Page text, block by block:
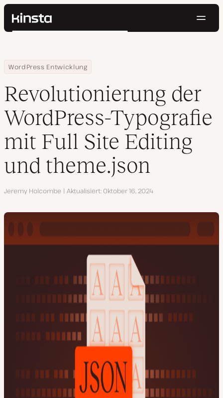
Kinsta®
Preise
Kontakt
Suchen
Home
Ressourcen Center
WordPress Entwicklung
Revolutionierung der WordPress-Typografie mit Full Site Editing
Revolutionierung der
WordPress-Typografie
mit Full Site Editing
und theme.json
Autor
Jeremy Holcombe Aktualisiert Oktober 16, 2024